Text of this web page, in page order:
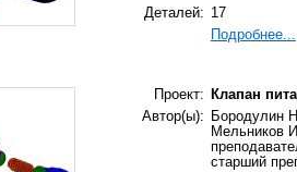
Деталей: 17
Подробнее...
Проект:
Клапан
Автор(ы):
Бородулин
Мельников
старший